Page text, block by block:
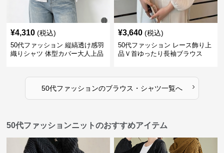
¥4,310 (税込)
50代ファッション 縦縞透け感羽
織りシャツ 体型カバー大人上品
¥3,640 (税込)
50代ファッション レース飾り上
品Ｖ首ゆったり長袖ブラウス
50代ファッションのブラウス・シャツ一覧へ ›
50代ファッションニットのおすすめアイテム